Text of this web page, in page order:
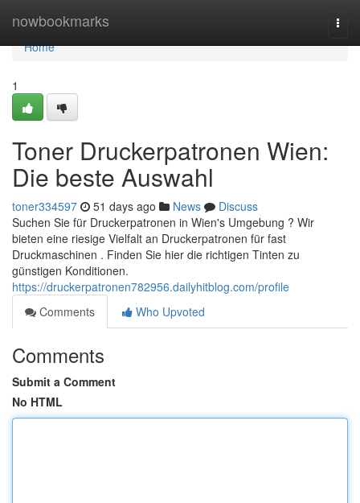
nowbookmarks
Home
Home
1
Toner Druckerpatronen Wien:
Die beste Auswahl
toner334597 51 days ago News
Discuss
Suchen Sie für Druckerpatronen in Wien's Umgebung ? Wir
bieten eine riesige Vielfalt an Druckerpatronen für fast
Druckmaschinen . Finden Sie hier die richtigen Tinten zu
günstigen Konditionen.
https://druckerpatronen782956.dailyhitblog.com/profile
Comments
Who Upvoted
Comments
Submit a Comment
No HTML